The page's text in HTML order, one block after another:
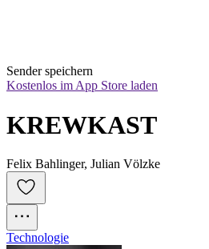
Sender speichern
Kostenlos im App Store laden
KREWKAST
Felix Bahlinger, Julian Völzke
Technologie